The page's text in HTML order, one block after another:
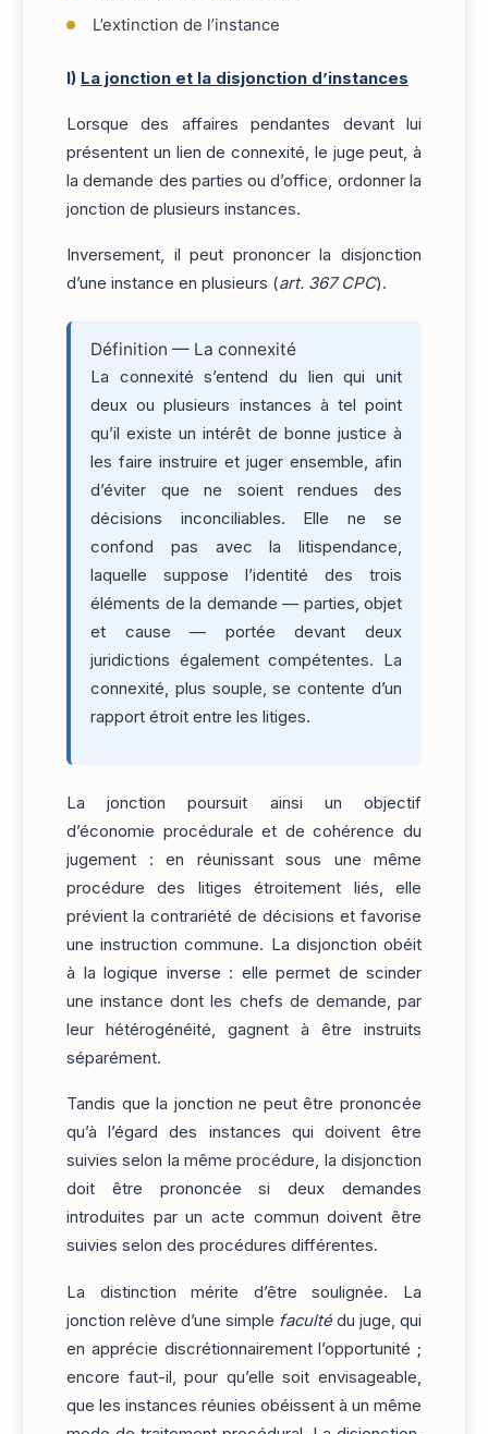
L’extinction de l’instance
I) La jonction et la disjonction d’instances
Lorsque des affaires pendantes devant lui
présentent un lien de connexité, le juge peut, à
la demande des parties ou d’office, ordonner la
jonction de plusieurs instances.
Inversement, il peut prononcer la disjonction
d’une instance en plusieurs (art. 367 CPC).
Définition — La connexité
La connexité s’entend du lien qui unit
deux ou plusieurs instances à tel point
qu’il existe un intérêt de bonne justice à
les faire instruire et juger ensemble, afin
d’éviter que ne soient rendues des
décisions inconciliables. Elle ne se
confond pas avec la litispendance,
laquelle suppose l’identité des trois
éléments de la demande — parties, objet
et cause — portée devant deux
juridictions également compétentes. La
connexité, plus souple, se contente d’un
rapport étroit entre les litiges.
La jonction poursuit ainsi un objectif
d’économie procédurale et de cohérence du
jugement : en réunissant sous une même
procédure des litiges étroitement liés, elle
prévient la contrariété de décisions et favorise
une instruction commune. La disjonction obéit
à la logique inverse : elle permet de scinder
une instance dont les chefs de demande, par
leur hétérogénéité, gagnent à être instruits
séparément.
Tandis que la jonction ne peut être prononcée
qu’à l’égard des instances qui doivent être
suivies selon la même procédure, la disjonction
doit être prononcée si deux demandes
introduites par un acte commun doivent être
suivies selon des procédures différentes.
La distinction mérite d’être soulignée. La
jonction relève d’une simple facultédu juge, qui
en apprécie discrétionnairement l’opportunité ;
encore faut-il, pour qu’elle soit envisageable,
que les instances réunies obéissent à un même